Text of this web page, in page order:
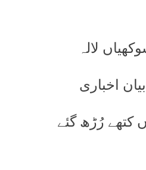
لالہ
بیان اخباری
کتھے رُڑھ گئے